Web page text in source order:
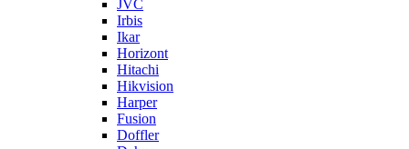
JVC
Irbis
Ikar
Horizont
Hitachi
Hikvision
Harper
Fusion
Doffler